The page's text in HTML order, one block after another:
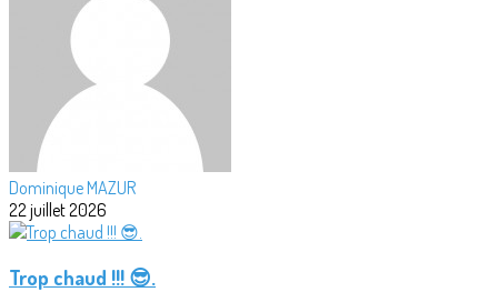
Dominique MAZUR
22 juillet 2026
Trop chaud !!! 😎.